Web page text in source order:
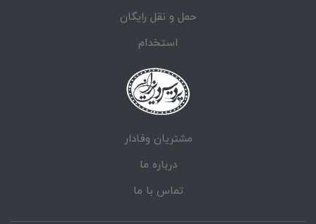
حمل و نقل رایگان
استخدام
مشتریان وفادار
درباره ما
تماس با ما